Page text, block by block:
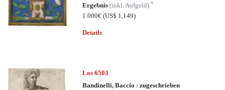
Ergebnis(inkl. Aufgeld)*
1.000€(US$ 1,149)
Details
Los 6503
Bandinelli, Baccio - zugeschrieben